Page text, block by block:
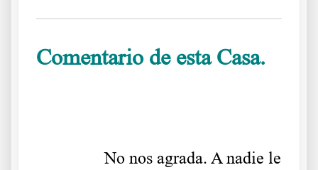
Comentario de esta Casa.
……….No nos agrada. A nadie le